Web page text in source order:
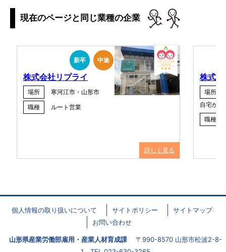
現在のページと同じ業種の企業
新卒 中途
株式会社リプライ
場所
寒河江市・山形市
職種
ルート営業
詳しく見る
株式会
場所
自宅か
職種
個人情報の取り扱いについて サイトポリシー
サイトマップ
お問い合わせ
山形県産業労働部雇用・産業人材育成課 〒990-8570 山形市松波2-8-